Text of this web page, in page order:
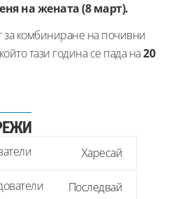
на жената (8 март).
комбиниране на почивни
тази година се пада на20
Харесай
Последвай